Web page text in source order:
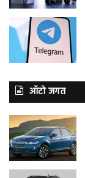
ऑटो जगत